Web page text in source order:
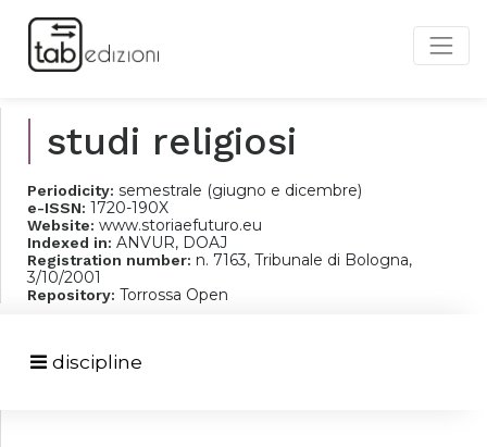
studi religiosi
Periodicity: semestrale (giugno e dicembre)
e-ISSN: 1720-190X
Website: www.storiaefuturo.eu
Indexed in: ANVUR, DOAJ
Registration number: n. 7163, Tribunale di Bologna,
3/10/2001
Repository: Torrossa Open
discipline